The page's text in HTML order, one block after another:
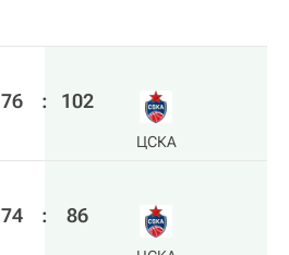
76 : 102
ЦСКА
74 : 86